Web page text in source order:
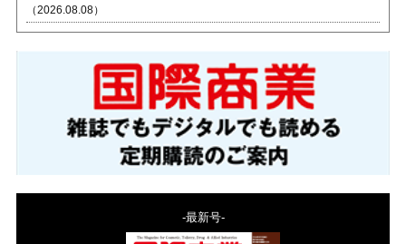
（2026.08.08）
-最新号-